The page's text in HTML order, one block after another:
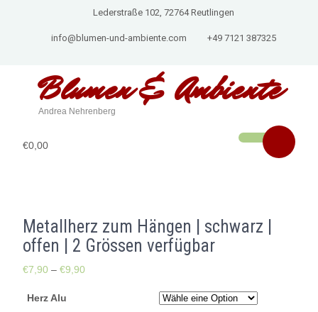
Lederstraße 102, 72764 Reutlingen
info@blumen-und-ambiente.com +49 7121 387325
Blumen & Ambiente
Andrea Nehrenberg
€0,00
Metallherz zum Hängen | schwarz |
offen | 2 Grössen verfügbar
€7,90 – €9,90
Herz Alu